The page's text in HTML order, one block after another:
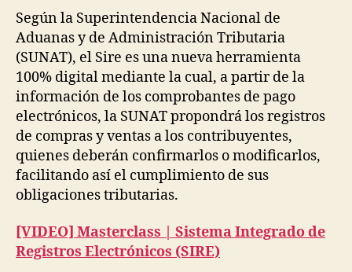
Según la Superintendencia Nacional de
Aduanas y de Administración Tributaria
(SUNAT), el Sire es una nueva herramienta
100% digital mediante la cual, a partir de la
información de los comprobantes de pago
electrónicos, la SUNAT propondrá los registros
de compras y ventas a los contribuyentes,
quienes deberán confirmarlos o modificarlos,
facilitando así el cumplimiento de sus
obligaciones tributarias.
[VIDEO] Masterclass | Sistema Integrado de
Registros Electrónicos (SIRE)